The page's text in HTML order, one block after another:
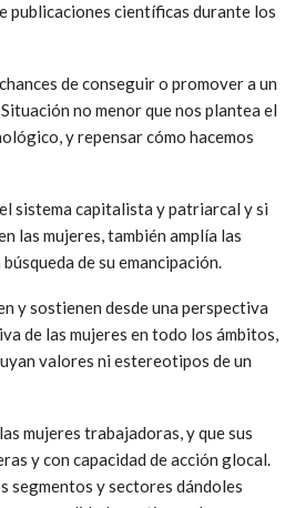
publicaciones científicas durante los
de conseguir o promover a un
no menor que nos plantea el
y repensar cómo hacemos
sistema capitalista y patriarcal y si
las mujeres, también amplía las
de su emancipación.
y sostienen desde una perspectiva
de las mujeres en todo los ámbitos,
valores ni estereotipos de un
mujeres trabajadoras, y que sus
y con capacidad de acción glocal.
segmentos y sectores dándoles